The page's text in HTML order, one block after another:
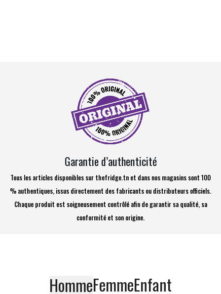
Garantie d’authenticité
Tous les articles disponibles sur thefridge.tn et dans nos magasins sont 100
% authentiques, issus directement des fabricants ou distributeurs officiels.
Chaque produit est soigneusement contrôlé afin de garantir sa qualité, sa
conformité et son origine.
HommeFemmeEnfant